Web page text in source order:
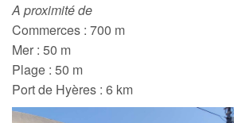
A proximité de
Commerces : 700 m
Mer : 50 m
Plage : 50 m
Port de Hyères : 6 km